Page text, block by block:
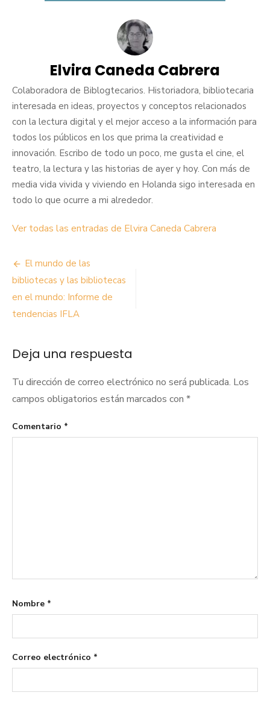
Elvira Caneda Cabrera
Colaboradora de Biblogtecarios. Historiadora, bibliotecaria
interesada en ideas, proyectos y conceptos relacionados
con la lectura digital y el mejor acceso a la información para
todos los públicos en los que prima la creatividad e
innovación. Escribo de todo un poco, me gusta el cine, el
teatro, la lectura y las historias de ayer y hoy. Con más de
media vida vivida y viviendo en Holanda sigo interesada en
todo lo que ocurre a mi alrededor.
Ver todas las entradas de Elvira Caneda Cabrera
Navegación
de
entradas
El mundo de las
bibliotecas y las bibliotecas
en el mundo: Informe de
tendencias IFLA
Deja una respuesta
Tu dirección de correo electrónico no será publicada. Los
campos obligatorios están marcados con *
Comentario *
Nombre *
Correo electrónico *